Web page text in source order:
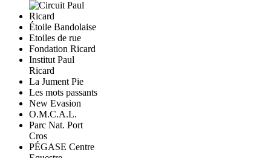
Étoile Bandolaise
Etoiles de rue
Fondation Ricard
Institut Paul
Ricard
La Jument Pie
Les mots passants
New Evasion
O.M.C.A.L.
Parc Nat. Port
Cros
PÉGASE Centre